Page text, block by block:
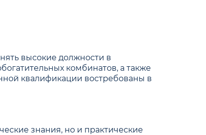
высокие должности в
комбинатов, а также
квалификации востребованы в
знания, но и практические